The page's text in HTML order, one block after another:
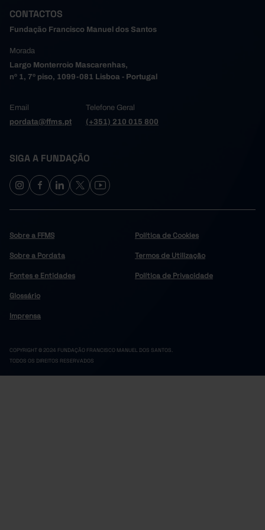
CONTACTOS
Fundação Francisco Manuel dos Santos
Morada
Largo Monterroio Mascarenhas,
nº 1, 7º piso, 1099-081 Lisboa - Portugal
Email
pordata@ffms.pt
Telefone Geral
(+351) 210 015 800
SIGA A FUNDAÇÃO
Sobre a FFMS
Sobre a Pordata
Fontes e Entidades
Glossário
Imprensa
Política de Cookies
Termos de Utilização
Política de Privacidade
COPYRIGHT © 2024 FUNDAÇÃO FRANCISCO MANUEL DOS SANTOS.
TODOS OS DIREITOS RESERVADOS